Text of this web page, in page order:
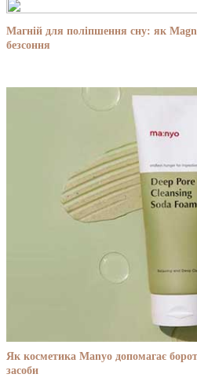
Магній для поліпшення сну: як
безсоння
Як косметика Manyo допомагає
засоби